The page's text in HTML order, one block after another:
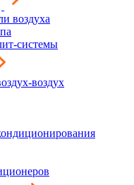
воздуха
системы
воздух